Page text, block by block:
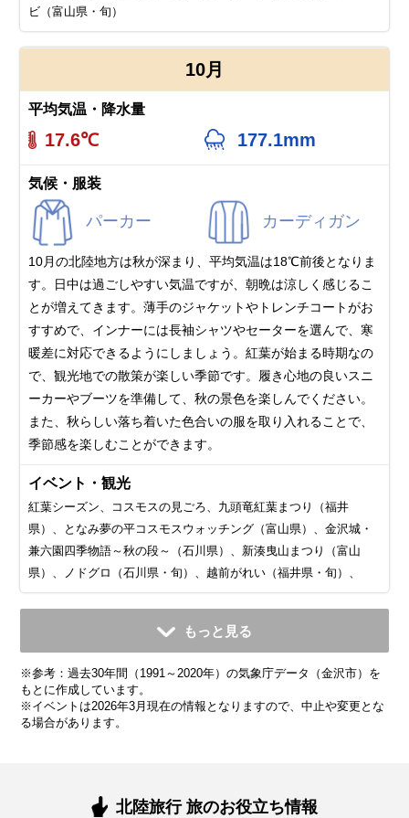
ビ（富山県・旬）
10月
平均気温・降水量
17.6℃ 177.1mm
気候・服装
パーカー カーディガン
10月の北陸地方は秋が深まり、平均気温は18℃前後となりま
す。日中は過ごしやすい気温ですが、朝晩は涼しく感じるこ
とが増えてきます。薄手のジャケットやトレンチコートがお
すすめで、インナーには長袖シャツやセーターを選んで、寒
暖差に対応できるようにしましょう。紅葉が始まる時期なの
で、観光地での散策が楽しい季節です。履き心地の良いスニ
ーカーやブーツを準備して、秋の景色を楽しんでください。
また、秋らしい落ち着いた色合いの服を取り入れることで、
季節感を楽しむことができます。
イベント・観光
紅葉シーズン、コスモスの見ごろ、九頭竜紅葉まつり（福井
県）、となみ夢の平コスモスウォッチング（富山県）、金沢城・
兼六園四季物語～秋の段～（石川県）、新湊曳山まつり（富山
県）、ノドグロ（石川県・旬）、越前がれい（福井県・旬）、
11月
平均気温・降水量
11.9℃ 250.8mm
気候・服装
11月の北陸地方は紅葉が見頃を迎え、秋らしい景色が広がる
12月
平均気温・降水量
6.8℃ 301.1mm
気候・服装
12月の北陸地方は冬本番。平均気温は8℃前後で、最低気温
1月
平均気温・降水量
4.0℃ 256.0mm
気候・服装
1月の北陸地方は寒さが厳しい季節です。平均気温は約4℃
2月
平均気温・降水量
4.2℃ 162.6mm
気候・服装
2月の北陸地方は平均気温は5℃程度ですが、雪が多いので防
3月
平均気温・降水量
7.3℃ 157.2mm
気候・服装
3月の北陸地方は冬から春への移り変わりを感じる季節。平
4月
平均気温・降水量
12.6℃ 143.9mm
気候・服装
4月の北陸地方は春本番！桜が咲き誇り、暖かい日が増える
5月
平均気温・降水量
17.7℃ 138.0mm
気候・服装
5月の北陸地方は春から初夏への移り変わりを感じる季節で
6月
平均気温・降水量
21.6℃ 170.3mm
気候・服装
6月の北陸地方は梅雨入りし、雨の日が多くなります。平均
7月
平均気温・降水量
25.8℃ 233.4mm
気候・服装
7月の北陸地方は夏本番！平均気温は25℃〜30℃とかなり暑
もっと見る
※参考：過去30年間（1991～2020年）の気象庁データ（金沢市）を
もとに作成しています。
※イベントは2026年3月現在の情報となりますので、中止や変更とな
る場合があります。
北陸旅行 旅のお役立ち情報